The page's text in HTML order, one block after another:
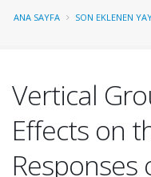
ANA SAYFA SON EKLENEN
Vertical
Effects on
Responses